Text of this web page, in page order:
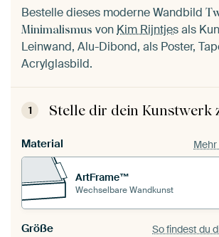
Bestelle dieses moderne Wandbild
Minimalismus vonKim Rijntjesals
Leinwand, Alu-Dibond, als Poster,
Acrylglasbild.
1 Stelle dir dein Kunstwerk
Material
ArtFrame™
Wechselbare Wandkunst
Größe So findest du